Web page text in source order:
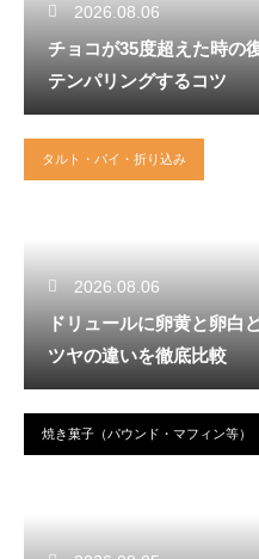
2026.08.06
チョコが35度超えた時の
テンパリングするコツ
タルト・パイ・折り込み
2026.08.06
ドリュールに卵黄と卵白
ツヤの違いを徹底比較
焼き菓子（パウンド・マフィン等）